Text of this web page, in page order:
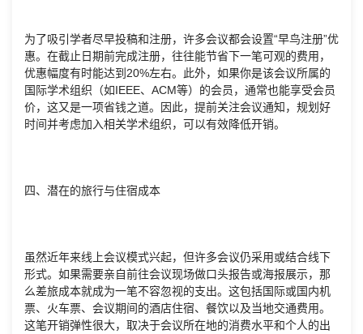
为了吸引学者尽早投稿和注册，许多会议都会设置“早鸟注册”优
惠。在截止日期前完成注册，往往能节省下一笔可观的费用，
优惠幅度有时能达到20%左右。此外，如果你是该会议所属的
国际学术组织（如IEEE、ACM等）的会员，通常也能享受会员
价，这又是一项省钱之道。因此，提前关注会议通知，规划好
时间并考虑加入相关学术组织，可以有效降低开销。
四、潜在的旅行与住宿成本
虽然近年来线上会议模式兴起，但许多会议仍采用或结合线下
形式。如果需要亲自前往会议现场做口头报告或海报展示，那
么差旅成本就成为一笔不容忽视的支出。这包括国际或国内机
票、火车票、会议期间的酒店住宿、餐饮以及当地交通费用。
这笔开销弹性很大，取决于会议所在地的消费水平和个人的出